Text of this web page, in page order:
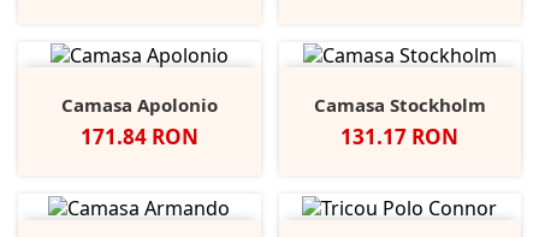
Camasa Apolonio
Pret
171.84 RON
Camasa Stockholm
Pret
131.17 RON